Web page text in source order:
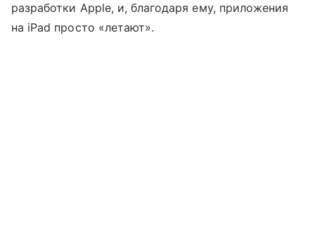
разработки Apple, и, благодаря ему, приложения
на iPad просто «летают».